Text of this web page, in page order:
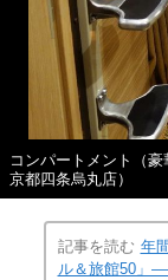
コンパートメント（
京都四条烏丸店）
記事を読む 年
ル＆旅館50」